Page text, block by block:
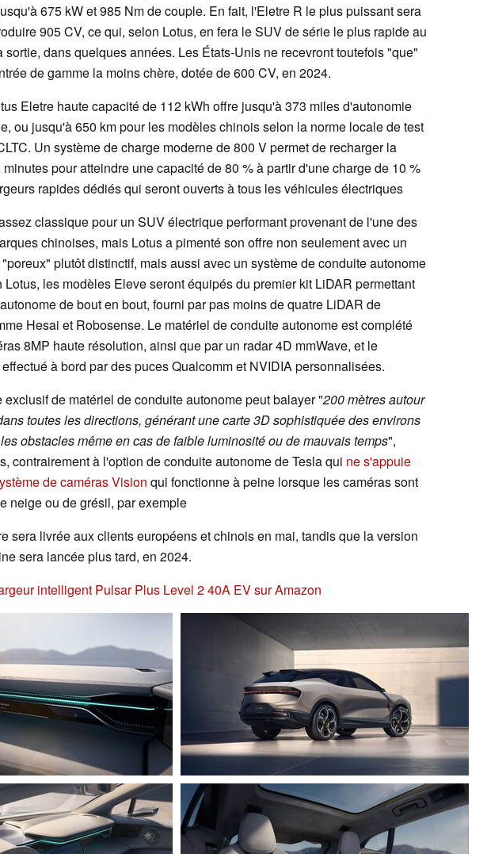
675 kW et 985 Nm de couple. En fait, l'Eletre R le plus puissant sera
905 CV, ce qui, selon Lotus, en fera le SUV de série le plus rapide au
sortie, dans quelques années. Les États-Unis ne recevront toutefois "que"
de gamme la moins chère, dotée de 600 CV, en 2024.
Eletre haute capacité de 112 kWh offre jusqu'à 373 miles d'autonomie
ou jusqu'à 650 km pour les modèles chinois selon la norme locale de test
Un système de charge moderne de 800 V permet de recharger la
pour atteindre une capacité de 80 % à partir d'une charge de 10 %
rapides dédiés qui seront ouverts à tous les véhicules électriques
classique pour un SUV électrique performant provenant de l'une des
chinoises, mais Lotus a pimenté son offre non seulement avec un
plutôt distinctif, mais aussi avec un système de conduite autonome
Lotus, les modèles Eleve seront équipés du premier kit LiDAR permettant
de bout en bout, fourni par pas moins de quatre LiDAR de
Hesai et Robosense. Le matériel de conduite autonome est complété
8MP haute résolution, ainsi que par un radar 4D mmWave, et le
à bord par des puces Qualcomm et NVIDIA personnalisées.
exclusif de matériel de conduite autonome peut balayer "200 mètres autour
toutes les directions, générant une carte 3D sophistiquée des environs
obstacles même en cas de faible luminosité ou de mauvais temps",
contrairement à l'option de conduite autonome de Tesla qui ne s'appuie
de caméras Vision qui fonctionne à peine lorsque les caméras sont
neige ou de grésil, par exemple
sera livrée aux clients européens et chinois en mai, tandis que la version
sera lancée plus tard, en 2024.
intelligent Pulsar Plus Level 2 40A EV sur Amazon